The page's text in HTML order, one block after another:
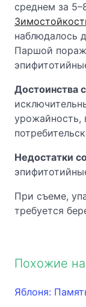
среднем за
наблюдалось
Паршой
Достоинства
урожайность,
Недостатки
При съеме,
требуется
Похожие
Яблоня: